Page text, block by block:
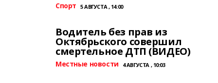
Спорт 5 АВГУСТА , 14:00
Водитель без прав из
Октябрьского совершил
смертельное ДТП (ВИДЕО)
Местные новости 4 АВГУСТА , 10:03